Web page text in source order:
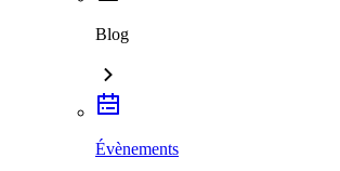
Blog
Évènements